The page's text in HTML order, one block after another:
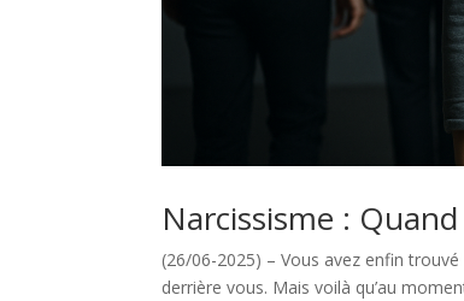
Narcissisme :
(26/06-2025) – Vous avez enfin
derrière vous. Mais voilà qu’au